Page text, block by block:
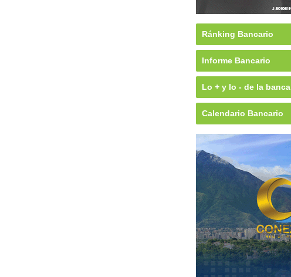
Ránking Bancario
Informe Bancario
Lo + y lo - de la banca
Calendario Bancario